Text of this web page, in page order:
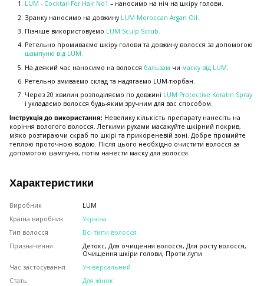
LUM - Cocktail For Hair No1 – наносимо на ніч на шкіру голови.
Зранку наносимо на довжину LUM Moroccan Argan Oil
Пізніше використовуємо LUM Sculp Scrub.
Ретельно промиваємо шкіру голови та довжину волосся за допомогою
шампуню від LUM.
На деякий час наносимо на волосся бальзам чи маску від LUM
Ретельно змиваємо склад та надягаємо LUM-тюрбан.
Через 20 хвилин розподіляємо по довжині LUM Protective Keratin Spray
і укладаємо волосся будь-яким зручним для вас способом.
Інструкція до використання: Невелику кількість препарату нанесіть на
коріння вологого волосся. Легкими рухами масажуйте шкірний покрив,
м'яко розтираючи скраб по шкірі та прикореневій зоні. Добре промийте
теплою проточною водою. Після цього необхідно очистити волосся за
допомогою шампуню, потім нанести маску для волосся.
Характеристики
Виробник
LUM
Країна виробник
Україна
Тип волосся
Всі типи волосся
Призначення
Детокс, Для очищення волосся, Для росту волосся,
Очищення шкіри голови, Проти лупи
Час застосування
Універсальний
Стать
Для жінок